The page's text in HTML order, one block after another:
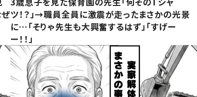
ぜツ！？」→職員全員に激震が走ったまさかの光景
に…「そりゃ先生も大興奮するはず」「すげー
ー！！」